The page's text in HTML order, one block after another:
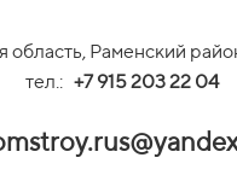
область, Раменский
тел.: +7 915 203 22 04